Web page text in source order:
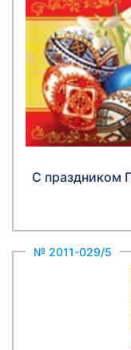
С праздником
№ 2011-029/5